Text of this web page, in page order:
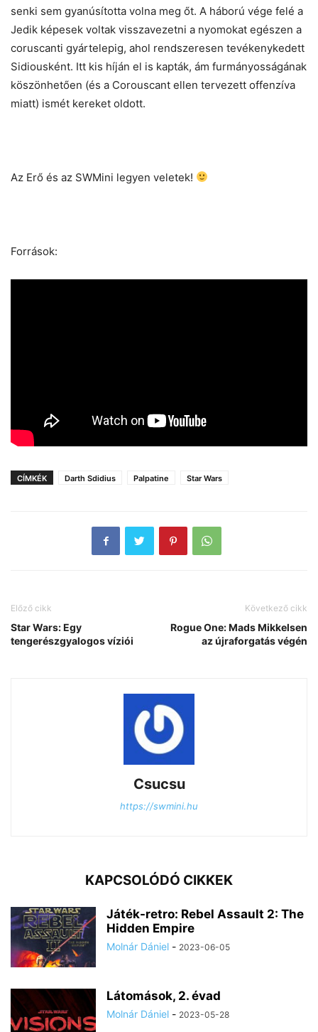
senki sem gyanúsította volna meg őt. A háború vége felé a
Jedik képesek voltak visszavezetni a nyomokat egészen a
coruscanti gyártelepig, ahol rendszeresen tevékenykedett
Sidiousként. Itt kis híján el is kapták, ám furmányosságának
köszönhetően (és a Corouscant ellen tervezett offenzíva
miatt) ismét kereket oldott.
Az Erő és az SWMini legyen veletek!
Források:
CÍMKÉK Darth Sdidius Palpatine Star Wars
Előző cikk
Star Wars: Egy
tengerészgyalogos víziói
Következő cikk
Rogue One: Mads Mikkelsen
az újraforgatás végén
Csucsu
https://swmini.hu
KAPCSOLÓDÓ CIKKEK
Játék-retro: Rebel Assault 2: The
Hidden Empire
Molnár Dániel - 2023-06-05
Látomások, 2. évad
Molnár Dániel - 2023-05-28